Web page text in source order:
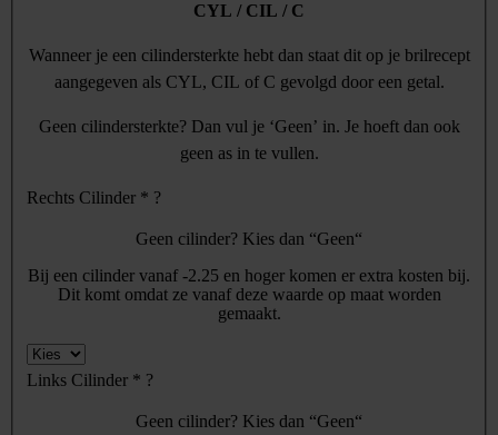
CYL / CIL / C
Wanneer je een cilindersterkte hebt dan staat dit op je brilrecept
aangegeven als CYL, CIL of C gevolgd door een getal.
Geen cilindersterkte? Dan vul je ‘Geen’ in. Je hoeft dan ook
geen as in te vullen.
Rechts Cilinder * ?
Geen cilinder? Kies dan “Geen“
Bij een cilinder vanaf -2.25 en hoger komen er extra kosten bij.
Dit komt omdat ze vanaf deze waarde op maat worden
gemaakt.
Links Cilinder * ?
Geen cilinder? Kies dan “Geen“